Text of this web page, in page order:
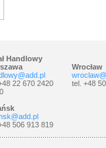
Handlowy
22 670 2420
506 913 819
Wrocław
tel. +48